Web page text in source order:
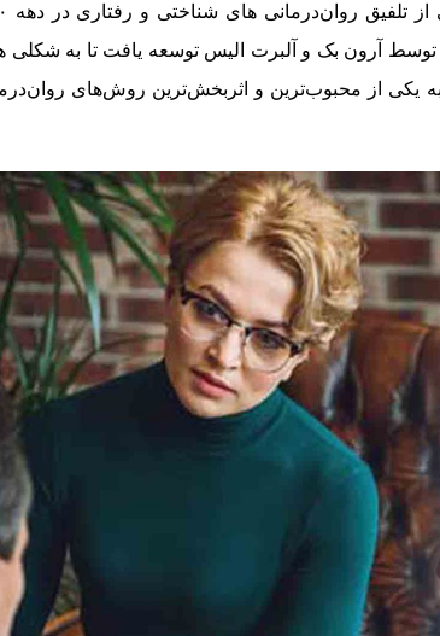
آرون بک و آلبرت الیس توسعه یافت تا به شکلی
یکی از محبوب‌ترین و اثربخش‌ترین روش‌های